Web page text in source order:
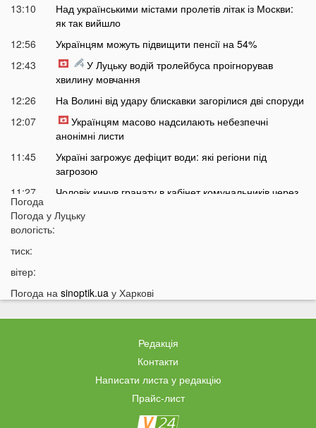
13:10
Над українськими містами пролетів літак із Москви:
як так вийшло
12:56
Українцям можуть підвищити пенсії на 54%
12:43
У Луцьку водій тролейбуса проігнорував
хвилину мовчання
12:26
На Волині від удару блискавки загорілися дві споруди
12:07
Українцям масово надсилають небезпечні
анонімні листи
11:45
Україні загрожує дефіцит води: які регіони під
загрозою
11:27
Чоловік кинув гранату в кабінет комунальників через
11:06
10:15
На Волині негода наробила лиха: показали
На війні загинули двоє військових з Волині
На Луцьк насувається гроза
Погода
Погода у Луцьку
вологість:
тиск:
вітер:
Погода на sinoptik.ua у Харкові
Редакція
Контакти
Написати листа у редакцію
Прайс-лист